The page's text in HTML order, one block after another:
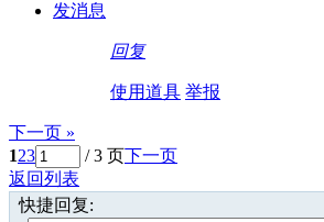
发消息
回复
使用道具 举报
下一页 »
123 / 3 页下一页
返回列表
快捷回复: